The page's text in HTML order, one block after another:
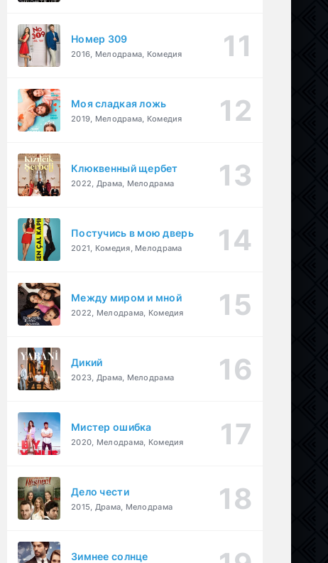
Номер 309
2016, Мелодрама, Комедия
Моя сладкая ложь
2019, Мелодрама, Комедия
Клюквенный щербет
2022, Драма, Мелодрама
Постучись в мою дверь
2021, Комедия, Мелодрама
Между миром и мной
2022, Мелодрама, Комедия
Дикий
2023, Драма, Мелодрама
Мистер ошибка
2020, Мелодрама, Комедия
Дело чести
2015, Драма, Мелодрама
Зимнее солнце